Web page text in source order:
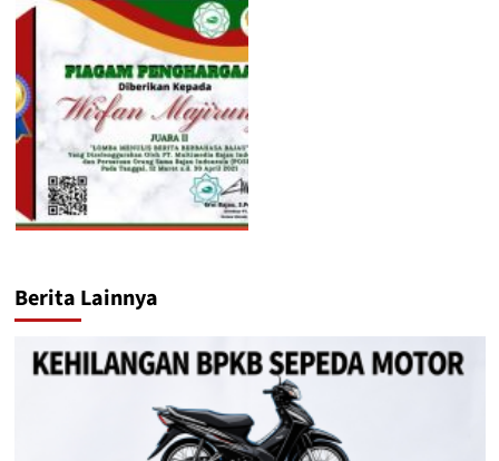
Berita Lainnya